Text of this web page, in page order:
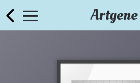
Artgene